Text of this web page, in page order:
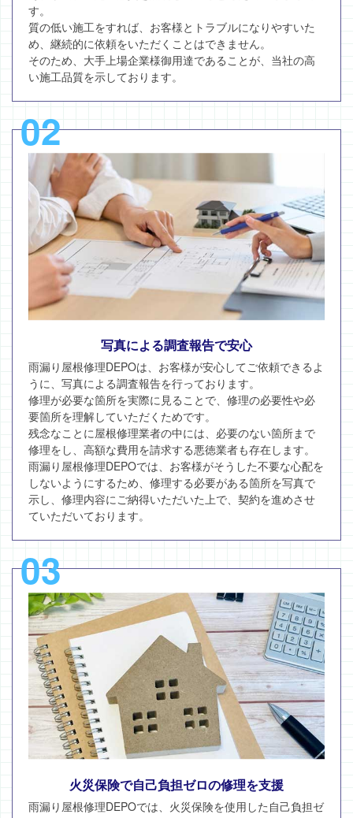
す。
質の低い施工をすれば、お客様とトラブルになりやすいた
め、継続的に依頼をいただくことはできません。
そのため、大手上場企業様御用達であることが、当社の高
い施工品質を示しております。
02
写真による調査報告で安心
雨漏り屋根修理DEPOは、お客様が安心してご依頼できるよ
うに、写真による調査報告を行っております。
修理が必要な箇所を実際に見ることで、修理の必要性や必
要箇所を理解していただくためです。
残念なことに屋根修理業者の中には、必要のない箇所まで
修理をし、高額な費用を請求する悪徳業者も存在します。
雨漏り屋根修理DEPOでは、お客様がそうした不要な心配を
しないようにするため、修理する必要がある箇所を写真で
示し、修理内容にご納得いただいた上で、契約を進めさせ
ていただいております。
03
火災保険で自己負担ゼロの修理を支援
雨漏り屋根修理DEPOでは、火災保険を使用した自己負担ゼ